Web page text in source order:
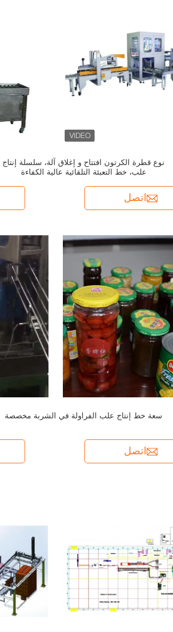
نوع قطرة الكرتون افتتاح و إغلاق آلة، سلسلة إنتاج
علب، خط التعبئة التلقائية عالية الكفاءة
اتصل
سعة خط إنتاج علب الفراولة في الشربة مخصصة
اتصل